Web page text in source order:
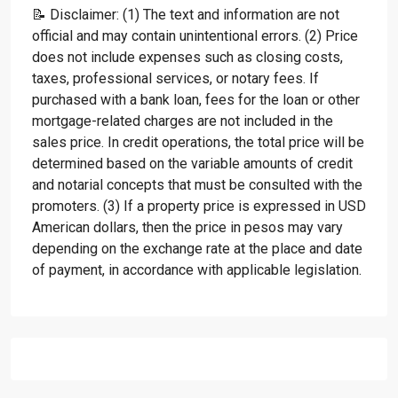
📝 Disclaimer: (1) The text and information are not
official and may contain unintentional errors. (2) Price
does not include expenses such as closing costs,
taxes, professional services, or notary fees. If
purchased with a bank loan, fees for the loan or other
mortgage-related charges are not included in the
sales price. In credit operations, the total price will be
determined based on the variable amounts of credit
and notarial concepts that must be consulted with the
promoters. (3) If a property price is expressed in USD
American dollars, then the price in pesos may vary
depending on the exchange rate at the place and date
of payment, in accordance with applicable legislation.